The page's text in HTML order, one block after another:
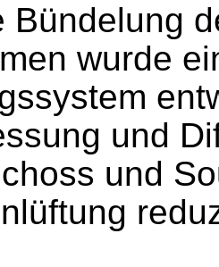
Bündelung
wurde
und
und